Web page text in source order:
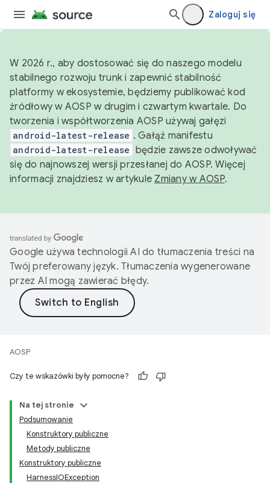
Zaloguj się
W 2026 r., aby dostosować się do naszego modelu
stabilnego rozwoju trunk i zapewnić stabilność
platformy w ekosystemie, będziemy publikować kod
źródłowy w AOSP w drugim i czwartym kwartale. Do
tworzenia i współtworzenia AOSP używaj gałęzi
android-latest-release . Gałąź manifestu
android-latest-release będzie zawsze odwoływać
się do najnowszej wersji przesłanej do AOSP. Więcej
informacji znajdziesz w artykule Zmiany w AOSP.
Google używa technologii AI do tłumaczenia treści na
Twój preferowany język. Tłumaczenia wygenerowane
przez AI mogą zawierać błędy.
AOSP
Czy te wskazówki były pomocne?
Na tej stronie
Podsumowanie
Konstruktory publiczne
Metody publiczne
Konstruktory publiczne
HarnessIOException